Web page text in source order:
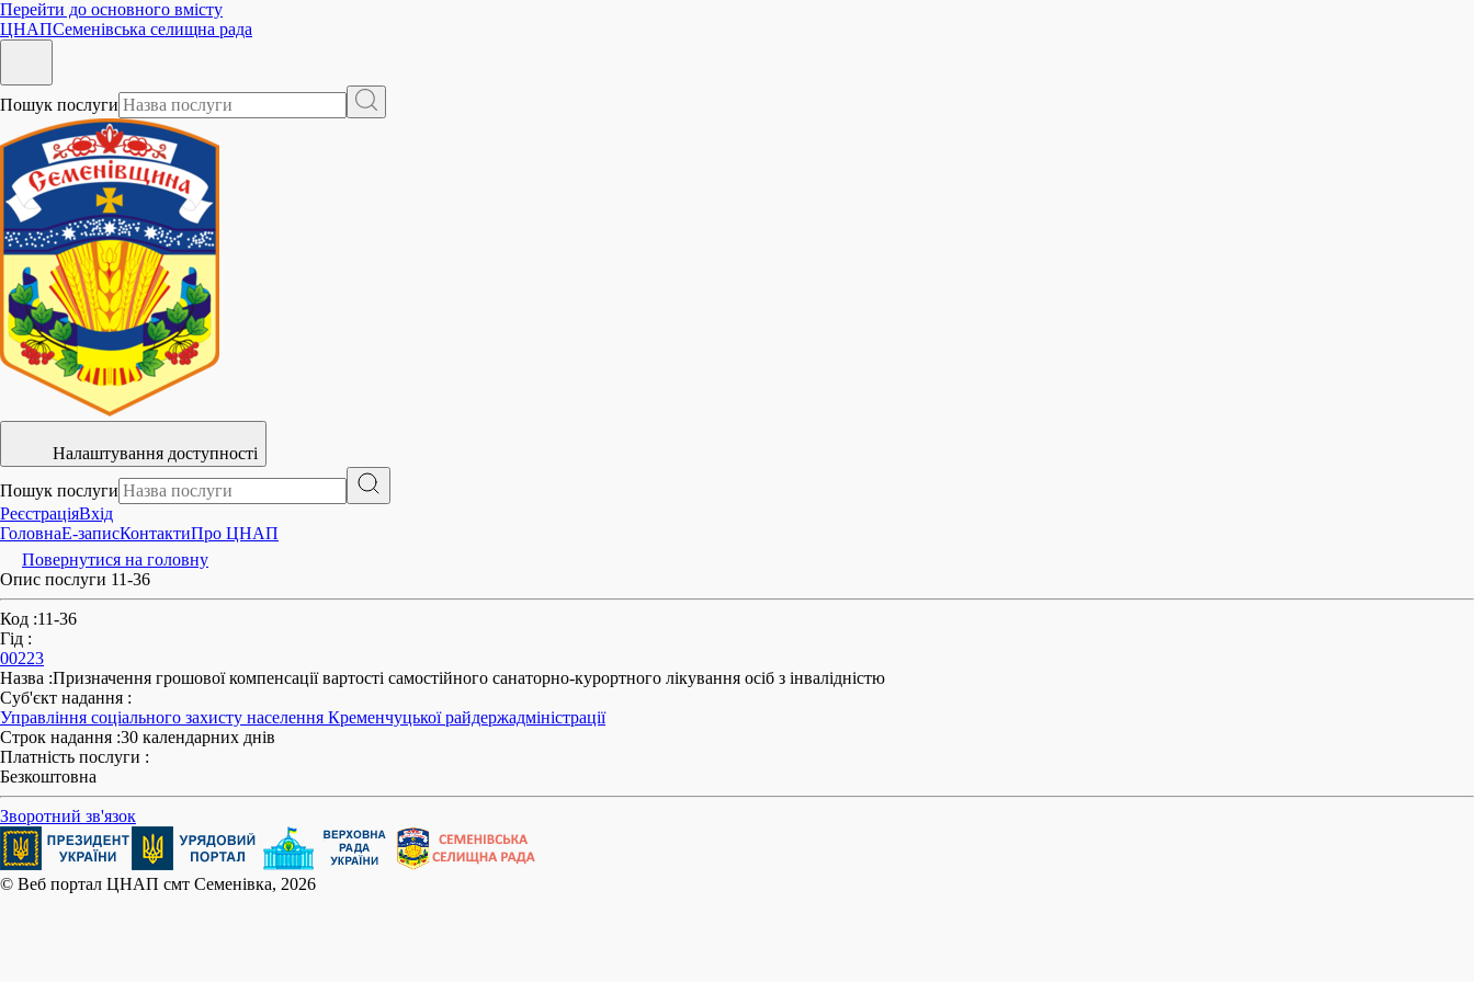
Перейти до основного вмісту
ЦНАПСеменівська селищна рада
Пошук послуги
Налаштування доступності
Пошук послуги
РеєстраціяВхід
ГоловнаE-записКонтактиПро ЦНАП
Повернутися на головну
Опис послуги 11-36
Код :11-36
Гід :
00223
Назва :Призначення грошової компенсації вартості самостійного санаторно-курортного лікування осіб з інвалідністю
Суб'єкт надання :
Управління соціального захисту населення Кременчуцької райдержадміністрації
Строк надання :30 календарних днів
Платність послуги :
Безкоштовна
Зворотний зв'язок
© Веб портал ЦНАП смт Семенівка, 2026